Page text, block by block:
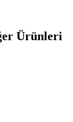
Ürünleri